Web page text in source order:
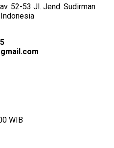
52-53 Jl. Jend. Sudirman
WIB